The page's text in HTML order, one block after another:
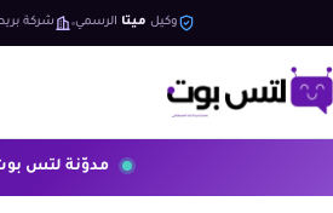
وكيل ميتا الرسمي شركة
مدوّنة لتس